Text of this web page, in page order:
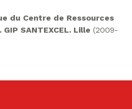
du Centre de Ressources
SANTEXCEL. Lille (2009-